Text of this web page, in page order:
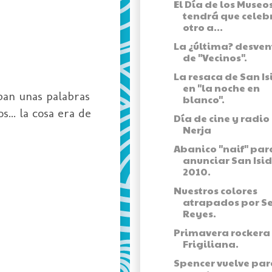
unas palabras
la cosa era de
El Día de los
tendrá que
otro a...
La ¿última?
de "Vecinos".
La resaca de San
en "la noche en
blanco".
Día de cine y radio
Nerja
Abanico "naif"
anunciar San
2010.
Nuestros colores
atrapados por
Reyes.
Primavera rockera
Frigiliana.
Spencer vuelve